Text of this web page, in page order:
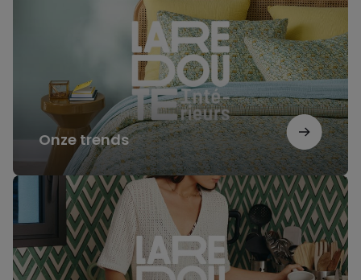
Onze trends
Onze
huidige
selectie